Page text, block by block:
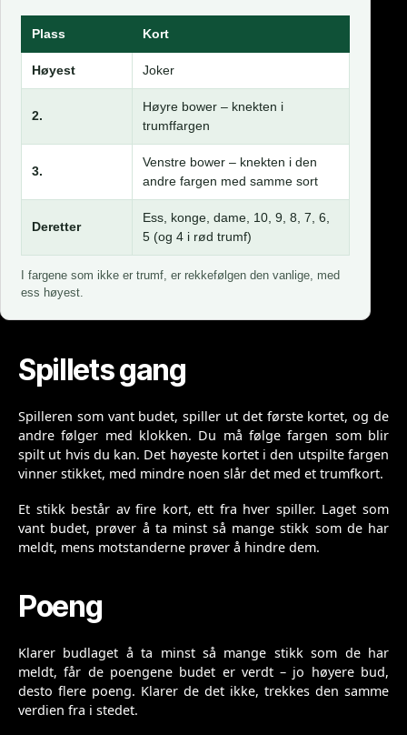
Plass Kort
Høyest Joker
2.
Høyre bower – knekten i
trumffargen
3.
Venstre bower – knekten i den
andre fargen med samme sort
Deretter
Ess, konge, dame, 10, 9, 8, 7, 6,
5 (og 4 i rød trumf)
I fargene som ikke er trumf, er rekkefølgen den vanlige, med
ess høyest.
Spillets gang
Spilleren som vant budet, spiller ut det første kortet, og de
andre følger med klokken. Du må følge fargen som blir
spilt ut hvis du kan. Det høyeste kortet i den utspilte fargen
vinner stikket, med mindre noen slår det med et trumfkort.
Et stikk består av fire kort, ett fra hver spiller. Laget som
vant budet, prøver å ta minst så mange stikk som de har
meldt, mens motstanderne prøver å hindre dem.
Poeng
Klarer budlaget å ta minst så mange stikk som de har
meldt, får de poengene budet er verdt – jo høyere bud,
desto flere poeng. Klarer de det ikke, trekkes den samme
verdien fra i stedet.